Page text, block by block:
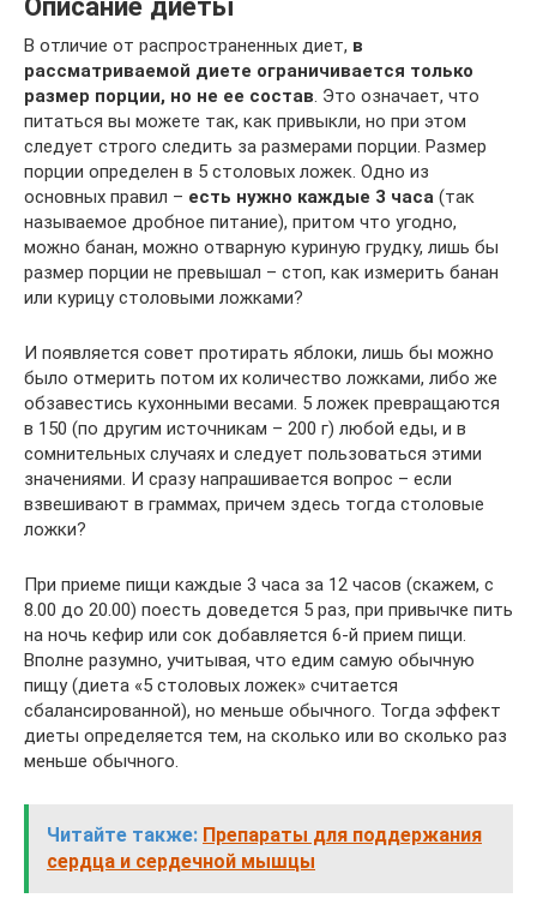
В отличие от распространенных диет, в
рассматриваемой диете ограничивается только
размер порции, но не ее состав. Это означает, что
питаться вы можете так, как привыкли, но при этом
следует строго следить за размерами порции. Размер
порции определен в 5 столовых ложек. Одно из
основных правил – есть нужно каждые 3 часа (так
называемое дробное питание), притом что угодно,
можно банан, можно отварную куриную грудку, лишь бы
размер порции не превышал – стоп, как измерить банан
или курицу столовыми ложками?
И появляется совет протирать яблоки, лишь бы можно
было отмерить потом их количество ложками, либо же
обзавестись кухонными весами. 5 ложек превращаются
в 150 (по другим источникам – 200 г) любой еды, и в
сомнительных случаях и следует пользоваться этими
значениями. И сразу напрашивается вопрос – если
взвешивают в граммах, причем здесь тогда столовые
ложки?
При приеме пищи каждые 3 часа за 12 часов (скажем, с
8.00 до 20.00) поесть доведется 5 раз, при привычке пить
на ночь кефир или сок добавляется 6-й прием пищи.
Вполне разумно, учитывая, что едим самую обычную
пищу (диета «5 столовых ложек» считается
сбалансированной), но меньше обычного. Тогда эффект
диеты определяется тем, на сколько или во сколько раз
меньше обычного.
Читайте также: Препараты для поддержания
сердца и сердечной мышцы